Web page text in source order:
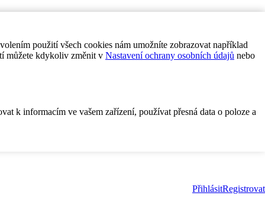
použití všech cookies nám umožníte zobrazovat například
můžete kdykoliv změnit v Nastavení ochrany osobních údajů nebo
k informacím ve vašem zařízení, používat přesná data o poloze a
PřihlásitRegistrovat